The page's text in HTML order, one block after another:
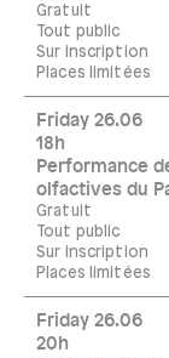
Gratuit
Tout public
Sur inscription
Places limitées
Friday 26.06
18h
Performance
olfactives du
Gratuit
Tout public
Sur inscription
Places limitées
Friday 26.06
20h